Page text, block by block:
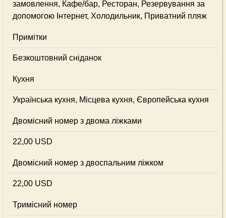
замовлення, Кафе/бар, Ресторан, Резервування за
допомогою Інтернет, Холодильник, Приватний пляж
Примітки
Безкоштовний сніданок
Кухня
Українська кухня, Місцева кухня, Європейська кухня
Двомісний номер з двома ліжками
22,00 USD
Двомісний номер з двоспальним ліжком
22,00 USD
Тримісний номер